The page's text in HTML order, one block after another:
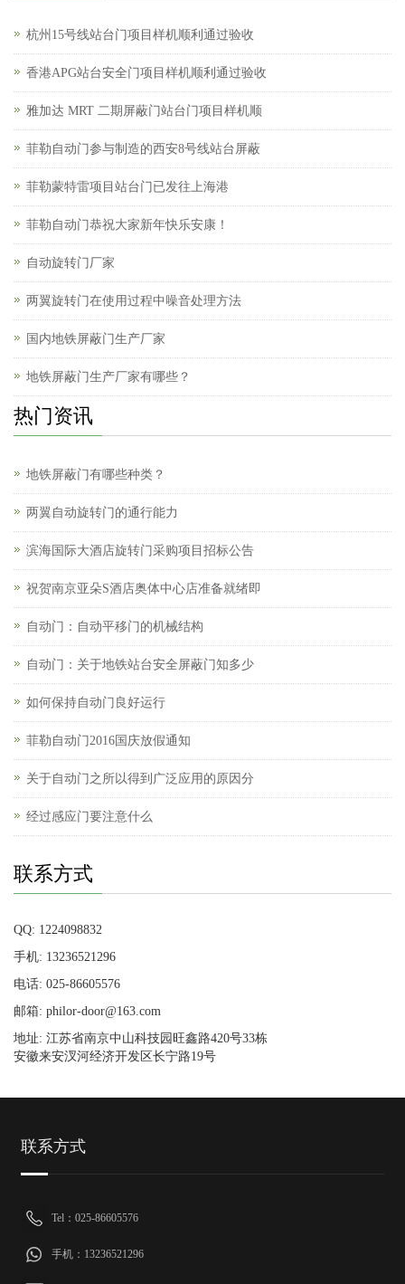
杭州15号线站台门项目样机顺利通过验收
香港APG站台安全门项目样机顺利通过验收
雅加达 MRT 二期屏蔽门站台门项目样机顺
菲勒自动门参与制造的西安8号线站台屏蔽
菲勒蒙特雷项目站台门已发往上海港
菲勒自动门恭祝大家新年快乐安康！
自动旋转门厂家
两翼旋转门在使用过程中噪音处理方法
国内地铁屏蔽门生产厂家
地铁屏蔽门生产厂家有哪些？
热门资讯
地铁屏蔽门有哪些种类？
两翼自动旋转门的通行能力
滨海国际大酒店旋转门采购项目招标公告
祝贺南京亚朵S酒店奥体中心店准备就绪即
自动门：自动平移门的机械结构
自动门：关于地铁站台安全屏蔽门知多少
如何保持自动门良好运行
菲勒自动门2016国庆放假通知
关于自动门之所以得到广泛应用的原因分
经过感应门要注意什么
联系方式
QQ: 1224098832
手机: 13236521296
电话: 025-86605576
邮箱: philor-door@163.com
地址: 江苏省南京中山科技园旺鑫路420号33栋
安徽来安汊河经济开发区长宁路19号
联系方式
Tel：025-86605576
手机：13236521296